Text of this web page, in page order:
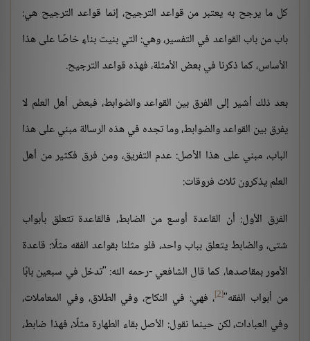
كل ما يرجح به يعتبر من قواعد الترجيح، إنما قواعد الترجيح هي:
باب من باب القواعد في التفسير، وهي: التي بنيت بناءٍ خاصًا على هذا
الأساس، كما ذكرنا في بعض الأمثلة، فهذه قواعد الترجيح.
بعد ذلك أشير إلى الفرق بين القواعد والضوابط، فبعض أهل العلم لا
يفرق بين القواعد والضوابط، وما تجده في هذه الرسالة مبني على هذا
الباب، مبني على هذا الأصل: عدم التفريق، ومن فرق فكثير من أهل
العلم يذكرون ثلاث فروقات:
الفرق الأول: أن القاعدة أوسع من الضابط، فالقاعدة تتعلق بأبواب
شتى، والضابط يتعلق بباب واحد، فلو مثلنا بقواعد الفقه مثلًا: قاعدة
الأمور بمقاصدها، كما قال الشافعي -رحمه الله: "تدخل في سبعين بابًا
من أبواب الفقه"[2] ، فهي: في النكاح، وفي الطلاق، وفي المعاملات،
وفي العبادات، لكن حينما نقول: الأصل بقاء الطهارة مثلًا، فهذا ضابط،